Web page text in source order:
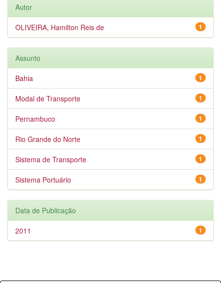
Autor
1
OLIVEIRA, Hamilton Reis de
Assunto
1
Bahia
1
Modal de Transporte
1
Pernambuco
1
Rio Grande do Norte
1
Sistema de Transporte
1
Sistema Portuário
Data de Publicação
1
2011